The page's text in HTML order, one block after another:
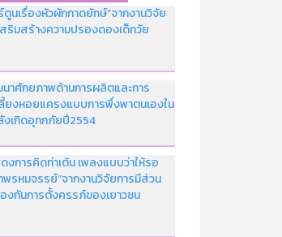
ตูนเรื่องหัวผักกาดยักษ์”จากงานวิจัย
มสร้างความปรองดองเด็กวัย
าศักยภาพด้านการผลิตและการ
ยงหอยแครงแบบการพึ่งพาตนเองใน
เกิดอุทกภัยปี2554
งการคิดท่าเต้น เพลงแบบว่าให้รอ
พรหมจรรย์”จากงานวิจัยการมีส่วน
งกันการตั้งครรภ์ของเยาวชน